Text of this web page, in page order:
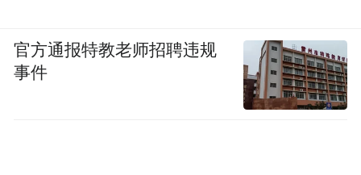
官方通报特教老师招聘违规
事件